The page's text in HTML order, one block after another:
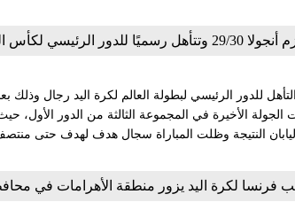
للدور الرئيسي لكأس العالم لكرة اليد
للدور الرئيسي لبطولة العالم لكرة اليد رجال وذلك
في إطار منافسات الجولة الأخيرة في المجموعة الثالثة من الدور الأول،
اليابان النتيجة وظلت المباراة سجال هدف لهدف حتى
فرنسا لكرة اليد يزور منطقة الأهرامات في